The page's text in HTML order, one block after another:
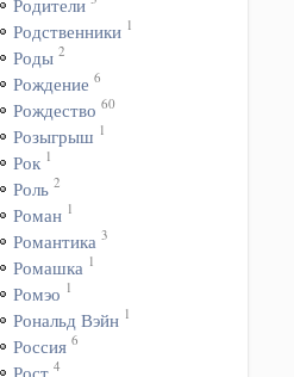
Родители
Родственники 1
Роды 2
Рождение 6
Рождество 60
Розыгрыш 1
Рок 1
Роль 2
Роман 1
Романтика 3
Ромашка 1
Ромэо 1
Рональд Вэйн 1
Россия 6
4